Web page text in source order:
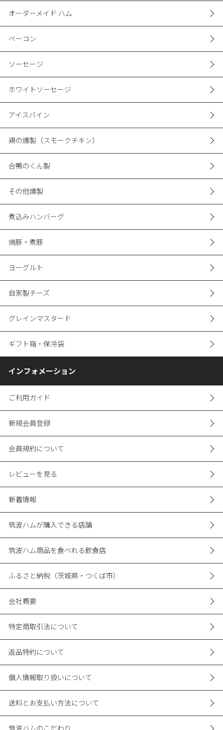
オーダーメイド ハム
ベーコン
ソーセージ
ホワイトソーセージ
アイスバイン
鶏の燻製（スモークチキン）
合鴨のくん製
その他燻製
煮込みハンバーグ
焼豚・煮豚
ヨーグルト
自家製チーズ
グレインマスタード
ギフト箱・保冷袋
インフォメーション
ご利用ガイド
新規会員登録
会員規約について
レビューを見る
新着情報
筑波ハムが購入できる店舗
筑波ハム商品を食べれる飲食店
ふるさと納税（茨城県・つくば市）
会社概要
特定商取引法について
返品特約について
個人情報取り扱いについて
送料とお支払い方法について